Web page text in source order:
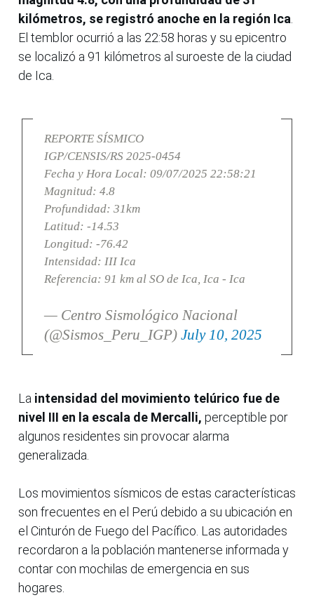
kilómetros, se registró anoche en la región Ica
El temblor ocurrió a las 22:58 horas y su epicentro
se localizó a 91 kilómetros al suroeste de la ciudad
de Ica.
REPORTE SÍSMICO
IGP/CENSIS/RS 2025-0454
Fecha y Hora Local: 09/07/2025 22:58:21
Magnitud: 4.8
Profundidad: 31km
Latitud: -14.53
Longitud: -76.42
Intensidad: III Ica
Referencia: 91 km al SO de Ica, Ica - Ica
— Centro Sismológico Nacional
(@Sismos_Peru_IGP) July 10, 2025
La intensidad del movimiento telúrico fue de
nivel III en la escala de Mercalli, perceptible por
algunos residentes sin provocar alarma
generalizada.
Los movimientos sísmicos de estas características
son frecuentes en el Perú debido a su ubicación en
el Cinturón de Fuego del Pacífico. Las autoridades
recordaron a la población mantenerse informada y
contar con mochilas de emergencia en sus
hogares.